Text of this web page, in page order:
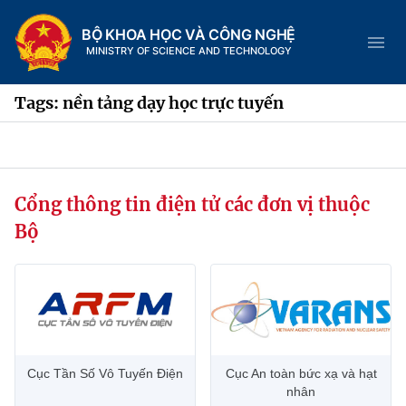
BỘ KHOA HỌC VÀ CÔNG NGHỆ
MINISTRY OF SCIENCE AND TECHNOLOGY
Trang chủ
Chức năng nhiệm vụ
Tin tức sự kiện
Hệ thống văn bản
Tags: nền tảng dạy học trực tuyến
Cổng thông tin điện tử các đơn vị thuộc
Bộ
Cục Tần Số Vô Tuyến Điện
Cục An toàn bức xạ và hạt
nhân